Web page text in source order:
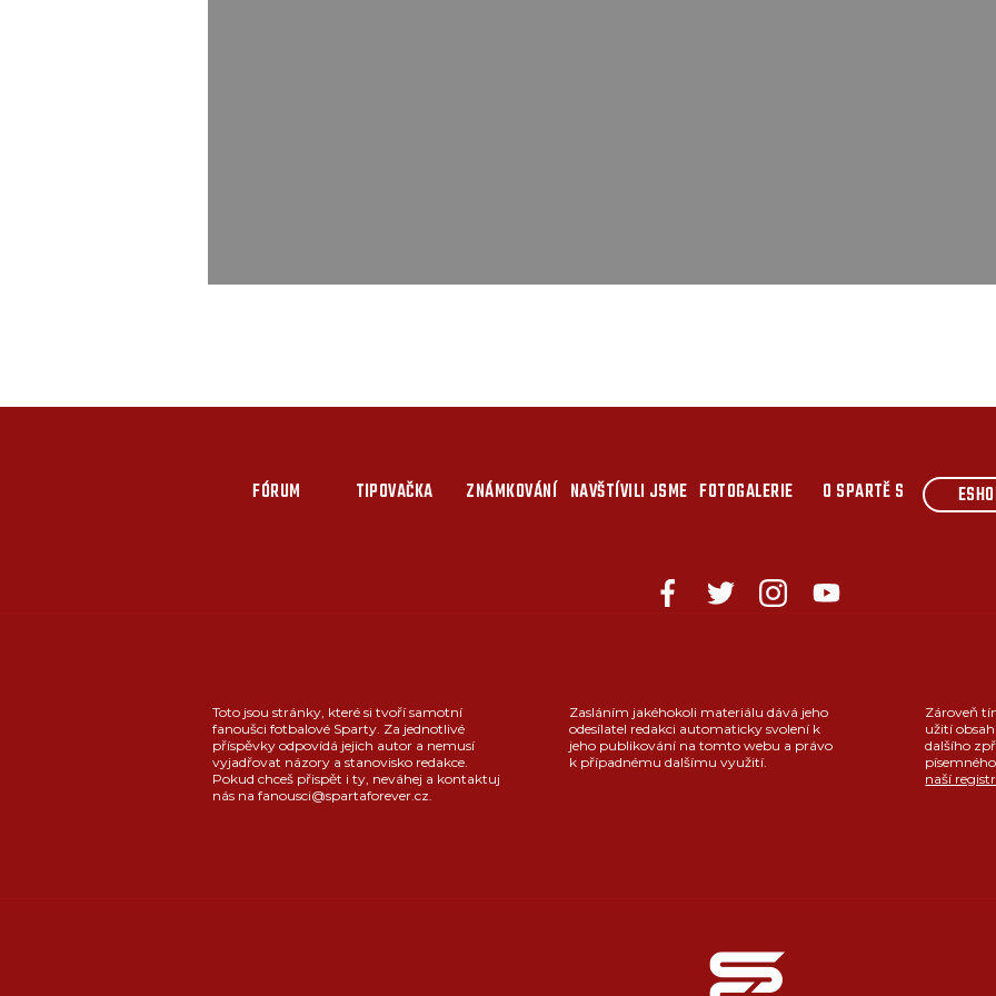
FÓRUM TIPOVAČKA ZNÁMKOVÁNÍ NAVŠTÍVILI JSME FOTOGALERIE O SPARTĚ S
Toto jsou stránky, které si tvoří samotní
fanoušci fotbalové Sparty. Za jednotlivé
příspěvky odpovídá jejich autor a nemusí
vyjadřovat názory a stanovisko redakce.
Pokud chceš přispět i ty, neváhej a kontaktuj
nás na fanousci@spartaforever.cz.
Zasláním jakéhokoli materiálu dává jeho
odesílatel redakci automaticky svolení k
jeho publikování na tomto webu a právo
k případnému dalšímu využití.
Zároveň
užití
dalšího
naší